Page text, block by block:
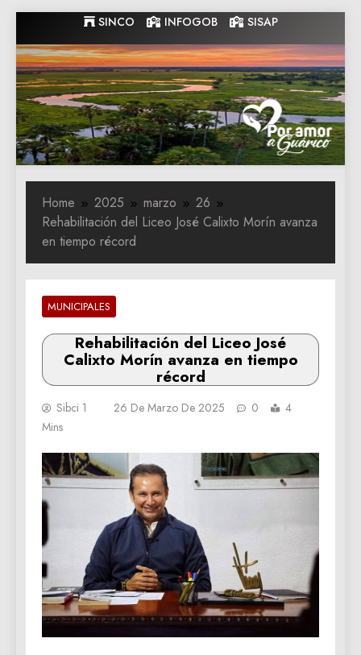
to
content
SINCO INFOGOB SISAP
Gobernacion
de Guarico
Gobernacion de Guarico
Home 2025 marzo
26
Rehabilitación del Liceo José Calixto Morín avanza
en tiempo récord
MUNICIPALES
Rehabilitación del Liceo José
Calixto Morín avanza en tiempo
récord
Sibci 1 26 De Marzo De 2025 0
4
Mins